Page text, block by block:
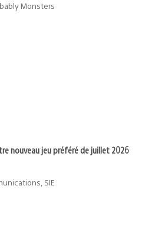
Monsters
nouveau jeu préféré de juillet 2026
SIE